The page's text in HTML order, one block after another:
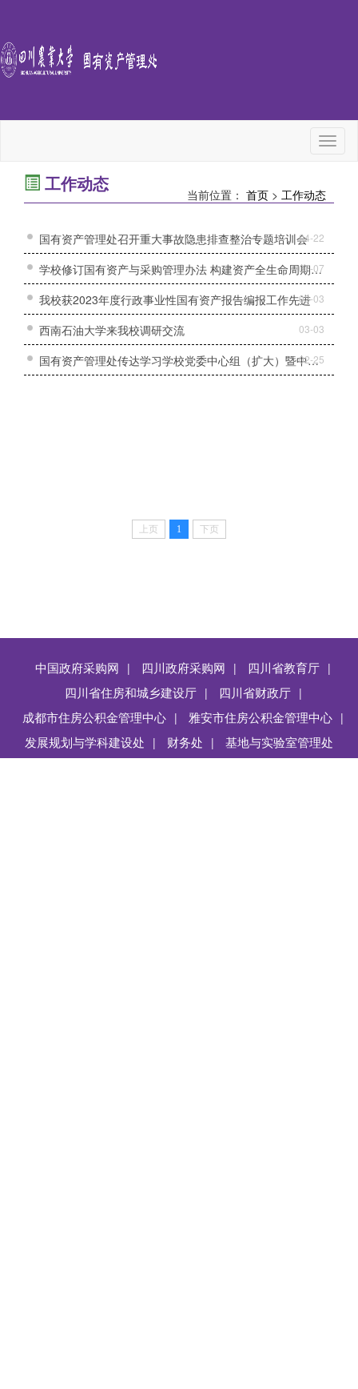
工作动态 当前位置： 首页 > 工作动态
04-22
国有资产管理处召开重大事故隐患排查整治专题培训会
07-07
学校修订国有资产与采购管理办法 构建资产全生命周期管理体系
03-03
我校获2023年度行政事业性国有资产报告编报工作先进
03-03
西南石油大学来我校调研交流
02-25
国有资产管理处传达学习学校党委中心组（扩大）暨中层领导干部会议精神
上页 1 下页
中国政府采购网 | 四川政府采购网 | 四川省教育厅 |
四川省住房和城乡建设厅 | 四川省财政厅 |
成都市住房公积金管理中心 | 雅安市住房公积金管理中心 |
发展规划与学科建设处 | 财务处 | 基地与实验室管理处